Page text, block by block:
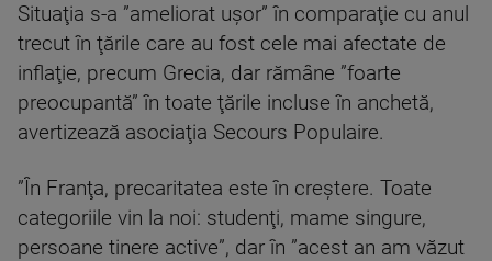
Situaţia s-a ”ameliorat uşor” în comparaţie cu anul
trecut în ţările care au fost cele mai afectate de
inflaţie, precum Grecia, dar rămâne ”foarte
preocupantă” în toate ţările incluse în anchetă,
avertizează asociaţia Secours Populaire.
”În Franţa, precaritatea este în creştere. Toate
categoriile vin la noi: studenţi, mame singure,
persoane tinere active”, dar în ”acest an am văzut